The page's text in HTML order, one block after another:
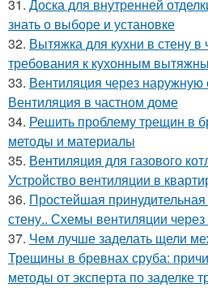
31. Доска для внутренней
знать о выборе и установке
32. Вытяжка для кухни в стену
требования к кухонным
33. Вентиляция через наружную
Вентиляция в частном доме
34. Решить проблему трещин в
методы и материалы
35. Вентиляция для газового
Устройство вентиляции в
36. Простейшая
стену.. Схемы вентиляции через
37. Чем лучше заделать щели
Трещины в бревнах сруба:
методы от эксперта по заделке